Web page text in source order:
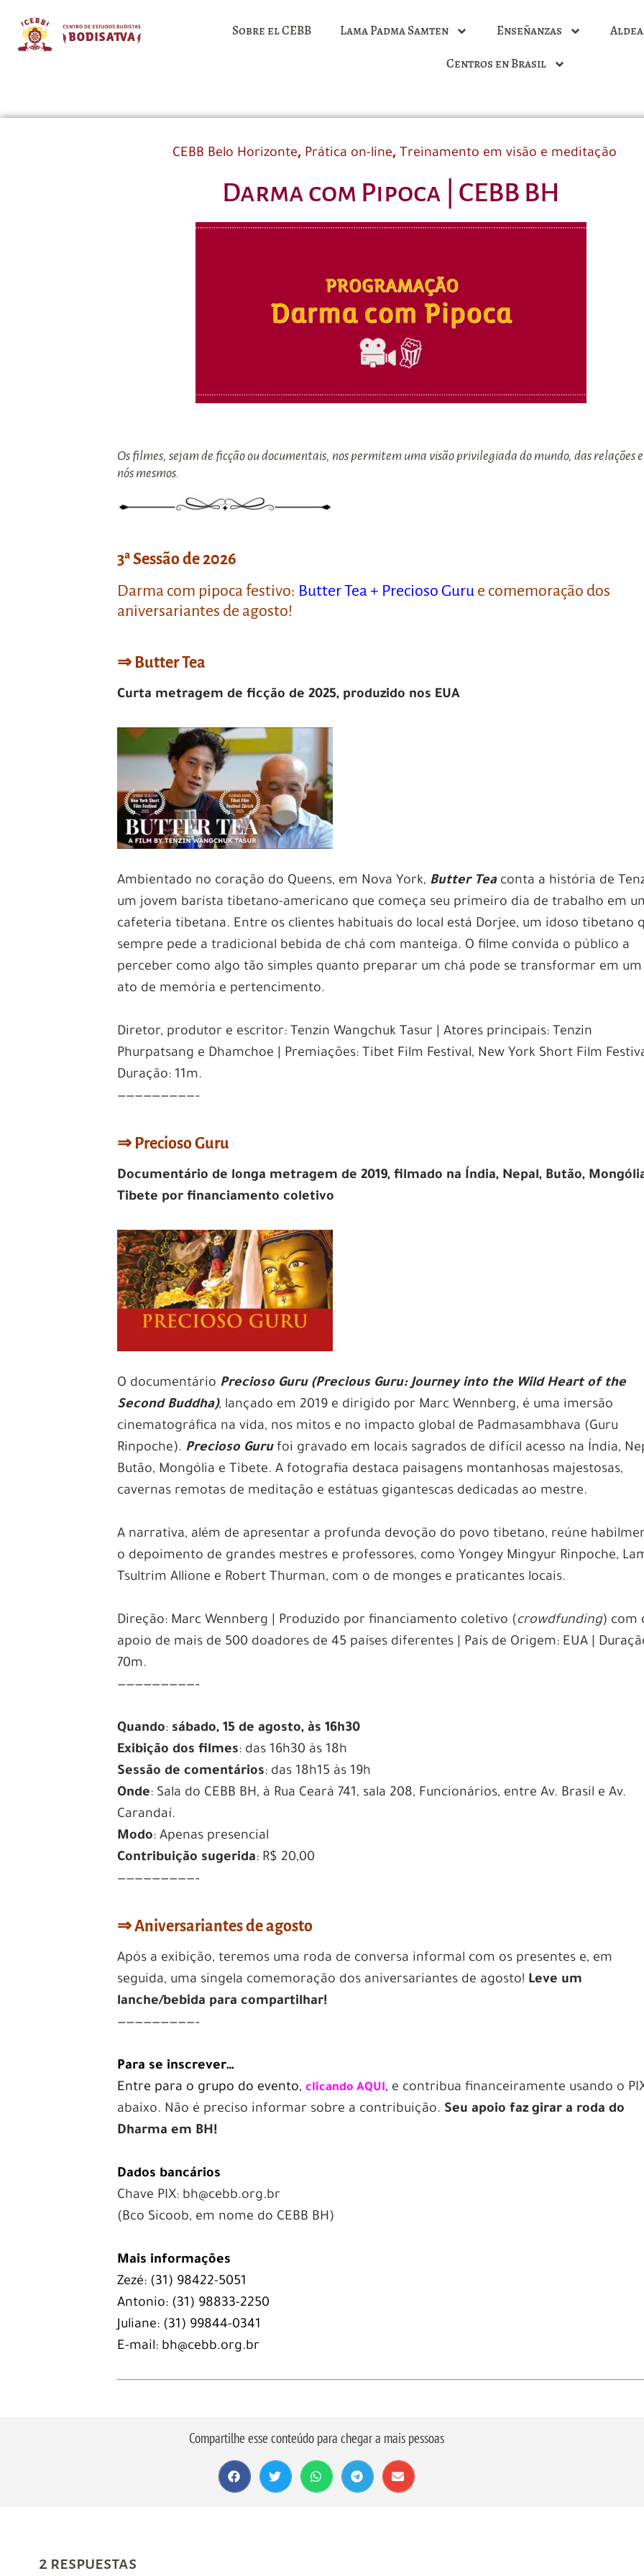
Sobre el CEBB Lama Padma Samten Enseñanzas
Centros en Brasil
CEBB Belo Horizonte, Prática on-line,Treinamento em visão e meditação
Darma com Pipoca | CEBB BH
Os filmes, sejam de ficção ou documentais, nos permitem uma visão privilegiada do mundo, das relações
nós mesmos.
3ª Sessão de 2026
Darma com pipoca festivo: Butter Tea + Precioso Guru e comemoração dos
aniversariantes de agosto!
⇒ Butter Tea
Curta metragem de ficção de 2025, produzido nos EUA
Ambientado no coração do Queens, em Nova York, Butter Teaconta a história de
um jovem barista tibetano-americano que começa seu primeiro dia de trabalho em
cafeteria tibetana. Entre os clientes habituais do local está Dorjee, um idoso tibetano
sempre pede a tradicional bebida de chá com manteiga. O filme convida o público a
perceber como algo tão simples quanto preparar um chá pode se transformar em um
ato de memória e pertencimento.
Diretor, produtor e escritor: Tenzin Wangchuk Tasur | Atores principais: Tenzin
Phurpatsang e Dhamchoe | Premiações: Tibet Film Festival, New York Short Film
Duração: 11m.
—————————–
⇒ Precioso Guru
Documentário de longa metragem de 2019, filmado na Índia, Nepal, Butão,
Tibete por financiamento coletivo
O documentário Precioso Guru (Precious Guru: Journey into the Wild Heart of the
Second Buddha), lançado em 2019 e dirigido por Marc Wennberg, é uma imersão
cinematográfica na vida, nos mitos e no impacto global de Padmasambhava (Guru
Rinpoche). Precioso Gurufoi gravado em locais sagrados de difícil acesso na Índia,
Butão, Mongólia e Tibete. A fotografia destaca paisagens montanhosas majestosas,
cavernas remotas de meditação e estátuas gigantescas dedicadas ao mestre.
A narrativa, além de apresentar a profunda devoção do povo tibetano, reúne
o depoimento de grandes mestres e professores, como Yongey Mingyur Rinpoche,
Tsultrim Allione e Robert Thurman, com o de monges e praticantes locais.
Direção: Marc Wennberg | Produzido por financiamento coletivo (crowdfunding) com
apoio de mais de 500 doadores de 45 países diferentes | País de Origem: EUA |
70m.
—————————–
Quando: sábado, 15 de agosto, às 16h30
Exibição dos filmes: das 16h30 às 18h
Sessão de comentários: das 18h15 às 19h
Onde: Sala do CEBB BH, à Rua Ceará 741, sala 208, Funcionários, entre Av. Brasil e Av.
Carandaí.
Modo: Apenas presencial
Contribuição sugerida: R$ 20,00
—————————–
⇒Aniversariantes de agosto
Após a exibição, teremos uma roda de conversa informal com os presentes e, em
seguida, uma singela comemoração dos aniversariantes de agosto! Leve um
lanche/bebida para compartilhar!
—————————–
Para se inscrever…
Entre para o grupo do evento, clicando AQUI, e contribua financeiramente usando o
abaixo. Não é preciso informar sobre a contribuição. Seu apoio faz girar a roda do
Dharma em BH!
Dados bancários
Chave PIX: bh@cebb.org.br
(Bco Sicoob, em nome do CEBB BH)
Mais informações
Zezé: (31) 98422-5051
Antonio: (31) 98833-2250
Juliane: (31) 99844-0341
E-mail: bh@cebb.org.br
Compartilhe esse conteúdo para chegar a mais pessoas
2 respuestas